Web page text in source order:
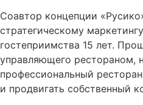
Соавтор концепции
стратегическому
гостеприимства 15 лет.
управляющего рестораном,
профессиональный
и продвигать собственный